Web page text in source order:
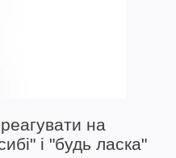
на
і "будь ласка"